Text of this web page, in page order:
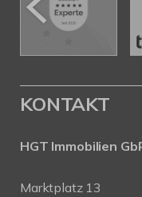
KONTAKT
HGT Immobilien
Marktplatz 13